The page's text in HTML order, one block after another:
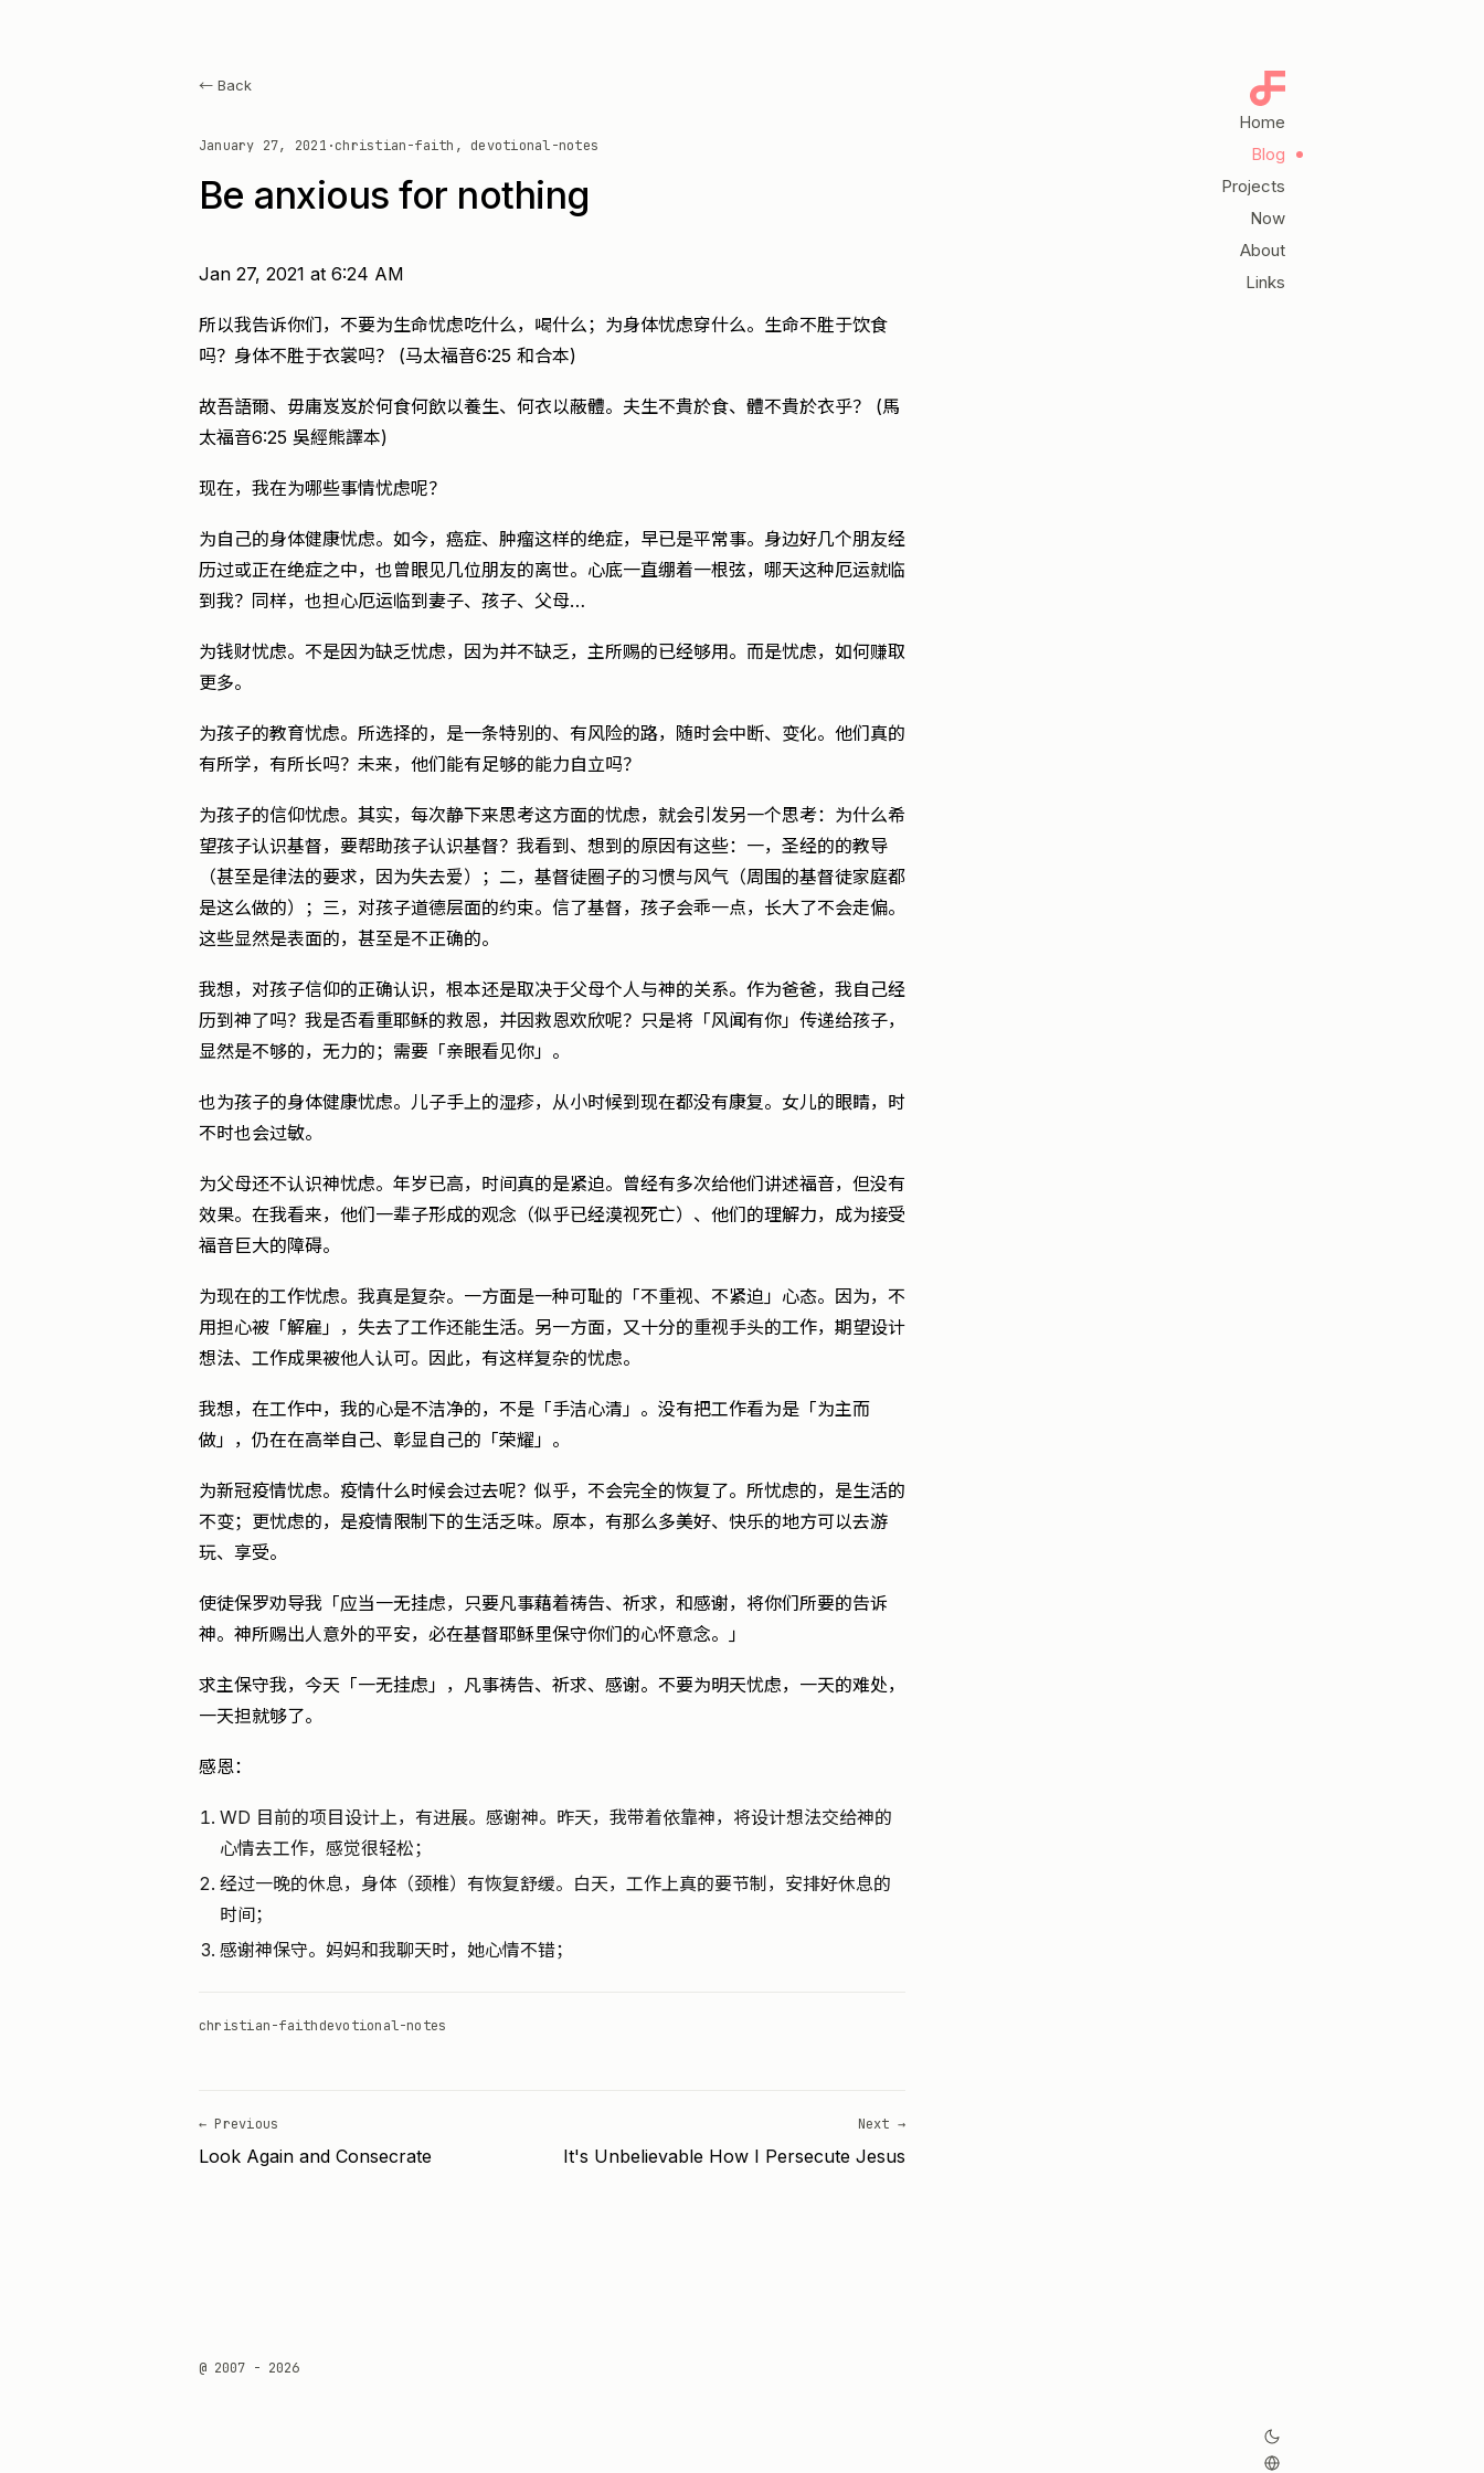
← Back
January 27, 2021 ·christian-faith, devotional-notes
Be anxious for nothing
Jan 27, 2021 at 6:24 AM
所以我告诉你们，不要为生命忧虑吃什么，喝什么；为身体忧虑穿什么。生命不胜于饮食
吗？身体不胜于衣裳吗？ (马太福音6:25 和合本)
故吾語爾、毋庸岌岌於何食何飲以養生、何衣以蔽體。夫生不貴於食、體不貴於衣乎？ (馬
太福音6:25 吳經熊譯本)
现在，我在为哪些事情忧虑呢？
为自己的身体健康忧虑。如今，癌症、肿瘤这样的绝症，早已是平常事。身边好几个朋友经
历过或正在绝症之中，也曾眼见几位朋友的离世。心底一直绷着一根弦，哪天这种厄运就临
到我？同样，也担心厄运临到妻子、孩子、父母…
为钱财忧虑。不是因为缺乏忧虑，因为并不缺乏，主所赐的已经够用。而是忧虑，如何赚取
更多。
为孩子的教育忧虑。所选择的，是一条特别的、有风险的路，随时会中断、变化。他们真的
有所学，有所长吗？未来，他们能有足够的能力自立吗？
为孩子的信仰忧虑。其实，每次静下来思考这方面的忧虑，就会引发另一个思考：为什么希
望孩子认识基督，要帮助孩子认识基督？我看到、想到的原因有这些：一，圣经的的教导
（甚至是律法的要求，因为失去爱）；二，基督徒圈子的习惯与风气（周围的基督徒家庭都
是这么做的）；三，对孩子道德层面的约束。信了基督，孩子会乖一点，长大了不会走偏。
这些显然是表面的，甚至是不正确的。
我想，对孩子信仰的正确认识，根本还是取决于父母个人与神的关系。作为爸爸，我自己经
历到神了吗？我是否看重耶稣的救恩，并因救恩欢欣呢？只是将「风闻有你」传递给孩子，
显然是不够的，无力的；需要「亲眼看见你」。
也为孩子的身体健康忧虑。儿子手上的湿疹，从小时候到现在都没有康复。女儿的眼睛，时
不时也会过敏。
为父母还不认识神忧虑。年岁已高，时间真的是紧迫。曾经有多次给他们讲述福音，但没有
效果。在我看来，他们一辈子形成的观念（似乎已经漠视死亡）、他们的理解力，成为接受
福音巨大的障碍。
为现在的工作忧虑。我真是复杂。一方面是一种可耻的「不重视、不紧迫」心态。因为，不
用担心被「解雇」，失去了工作还能生活。另一方面，又十分的重视手头的工作，期望设计
想法、工作成果被他人认可。因此，有这样复杂的忧虑。
我想，在工作中，我的心是不洁净的，不是「手洁心清」。没有把工作看为是「为主而
做」，仍在在高举自己、彰显自己的「荣耀」。
为新冠疫情忧虑。疫情什么时候会过去呢？似乎，不会完全的恢复了。所忧虑的，是生活的
不变；更忧虑的，是疫情限制下的生活乏味。原本，有那么多美好、快乐的地方可以去游
玩、享受。
使徒保罗劝导我「应当一无挂虑，只要凡事藉着祷告、祈求，和感谢，将你们所要的告诉
神。神所赐出人意外的平安，必在基督耶稣里保守你们的心怀意念。」
求主保守我，今天「一无挂虑」，凡事祷告、祈求、感谢。不要为明天忧虑，一天的难处，
一天担就够了。
感恩：
WD 目前的项目设计上，有进展。感谢神。昨天，我带着依靠神，将设计想法交给神的
心情去工作，感觉很轻松；
经过一晚的休息，身体（颈椎）有恢复舒缓。白天，工作上真的要节制，安排好休息的
时间；
感谢神保守。妈妈和我聊天时，她心情不错；
christian-faithdevotional-notes
← Previous
Look Again and Consecrate
Next →
It's Unbelievable How I Persecute Jesus
@ 2007 - 2026
Home
Blog
Projects
Now
About
Links